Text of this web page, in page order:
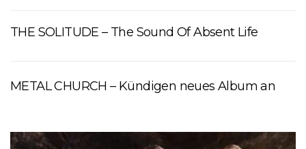
THE SOLITUDE – The Sound Of Absent Life
METAL CHURCH – Kündigen neues Album an